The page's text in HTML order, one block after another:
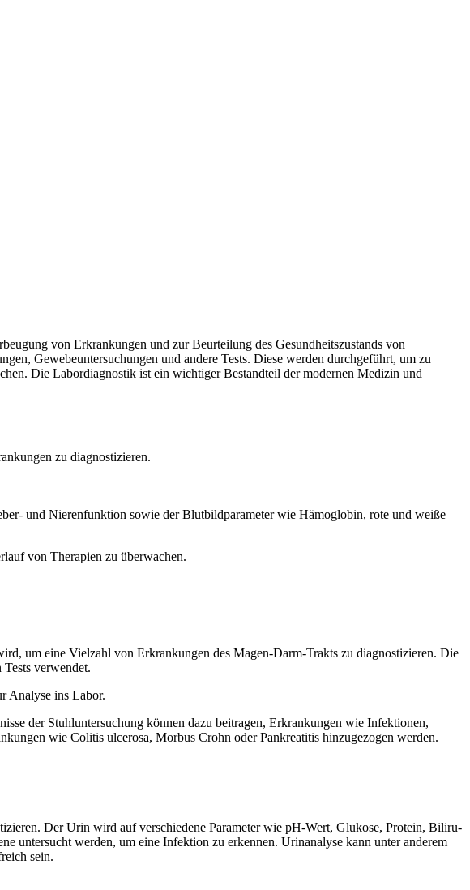
von Erkran­kun­gen und zur Beur­tei­lung des Gesund­heits­zu­stands von
Gewe­be­un­ter­su­chun­gen und ande­re Tests. Die­se wer­den durchgeführt, um zu
Die Labor­dia­gnos­tik ist ein wich­ti­ger Bestand­teil der moder­nen Medi­zin und
zu diagnostizieren.
und Nie­ren­funk­ti­on sowie der Blut­bild­pa­ra­me­ter wie Hämo­glo­bin, rote und wei­ße
von The­ra­pien zu überwachen.
um eine Viel­zahl von Erkran­kun­gen des Magen-Darm-Trakts zu dia­gnos­ti­zie­ren. Die
verwendet.
Ana­ly­se ins Labor.
der Stuhl­un­ter­su­chung kön­nen dazu bei­tra­gen, Erkran­kun­gen wie Infek­tio­nen,
wie Coli­tis ulce­ro­sa, Mor­bus Crohn oder Pan­krea­ti­tis hin­zu­ge­zo­gen werden.
Der Urin wird auf ver­schie­de­ne Para­me­ter wie pH-Wert, Glu­ko­se, Pro­te­in, Bili­ru­
unter­sucht wer­den, um eine Infek­ti­on zu erken­nen. Uri­n­ana­ly­se kann unter ande­rem
sein.